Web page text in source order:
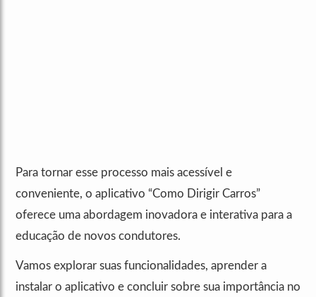
Para tornar esse processo mais acessível e
conveniente, o aplicativo “Como Dirigir Carros”
oferece uma abordagem inovadora e interativa para a
educação de novos condutores.
Vamos explorar suas funcionalidades, aprender a
instalar o aplicativo e concluir sobre sua importância no